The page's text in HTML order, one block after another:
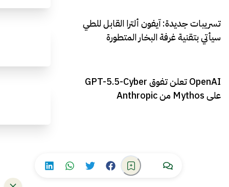
تسريبات جديدة: آيفون ألترا القابل للطي
سيأتي بتقنية غرفة البخار المتطورة
OpenAI تعلن تفوق GPT-5.5-Cyber
على Mythos من Anthropic